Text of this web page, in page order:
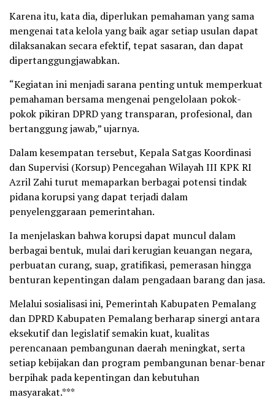
Karena itu, kata dia, diperlukan pemahaman yang sama
mengenai tata kelola yang baik agar setiap usulan dapat
dilaksanakan secara efektif, tepat sasaran, dan dapat
dipertanggungjawabkan.
“Kegiatan ini menjadi sarana penting untuk memperkuat
pemahaman bersama mengenai pengelolaan pokok-
pokok pikiran DPRD yang transparan, profesional, dan
bertanggung jawab,” ujarnya.
Dalam kesempatan tersebut, Kepala Satgas Koordinasi
dan Supervisi (Korsup) Pencegahan Wilayah III KPK RI
Azril Zahi turut memaparkan berbagai potensi tindak
pidana korupsi yang dapat terjadi dalam
penyelenggaraan pemerintahan.
Ia menjelaskan bahwa korupsi dapat muncul dalam
berbagai bentuk, mulai dari kerugian keuangan negara,
perbuatan curang, suap, gratifikasi, pemerasan hingga
benturan kepentingan dalam pengadaan barang dan jasa.
Melalui sosialisasi ini, Pemerintah Kabupaten Pemalang
dan DPRD Kabupaten Pemalang berharap sinergi antara
eksekutif dan legislatif semakin kuat, kualitas
perencanaan pembangunan daerah meningkat, serta
setiap kebijakan dan program pembangunan benar-benar
berpihak pada kepentingan dan kebutuhan
masyarakat.***